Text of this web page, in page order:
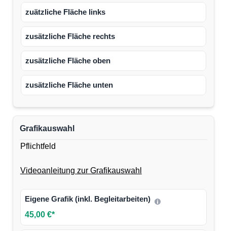
zuätzliche Fläche links
zusätzliche Fläche rechts
zusätzliche Fläche oben
zusätzliche Fläche unten
Grafikauswahl
Pflichtfeld
Videoanleitung zur Grafikauswahl
Eigene Grafik (inkl. Begleitarbeiten)
45,00 €*